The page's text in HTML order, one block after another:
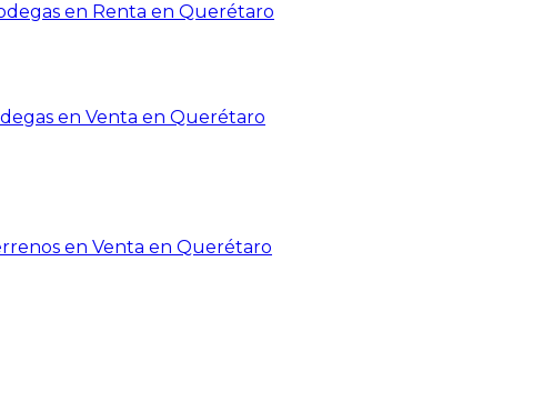
en Renta en Querétaro
en Venta en Querétaro
en Venta en Querétaro